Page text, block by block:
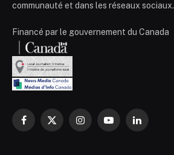
communauté et dans les réseaux sociaux.
Financé par le gouvernement du Canada
Facebook
X
InstagramYouTubeLinkedIn